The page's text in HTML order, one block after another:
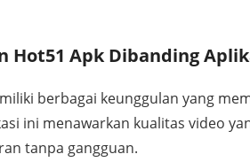
Hot51 Apk Dibanding
berbagai keunggulan yang
ini menawarkan kualitas video
tanpa gangguan.